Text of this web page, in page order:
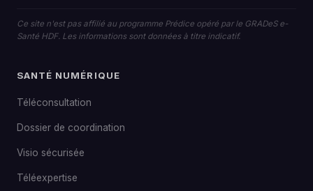
Ce site n'est pas affilié au programme Prédice opéré par le GRADeS e-
Santé HDF. Les informations sont données à titre indicatif.
SANTÉ NUMÉRIQUE
Téléconsultation
Dossier de coordination
Visio sécurisée
Téléexpertise